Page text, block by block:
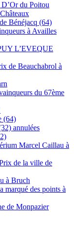
du Poitou
Bénéjacq (64)
à Availles
L’EVEQUE
de Beauchabrol à
du 67ème
(64)
annulées
Marcel Caillau à
de la ville de
à Bruch
marqué des points à
de Monpazier